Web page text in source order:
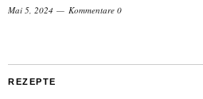
Mai 5, 2024 Kommentare 0
REZEPTE